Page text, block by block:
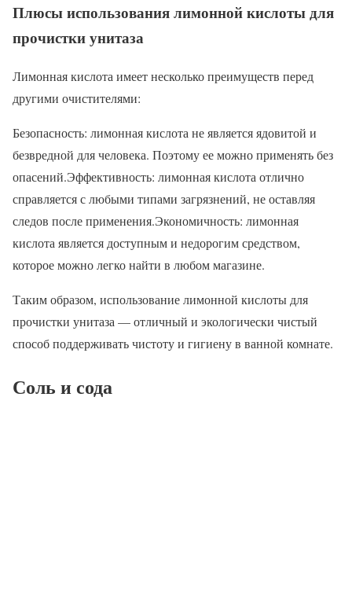
Плюсы использования лимонной кислоты для
прочистки унитаза
Лимонная кислота имеет несколько преимуществ перед
другими очистителями:
Безопасность: лимонная кислота не является ядовитой и
безвредной для человека. Поэтому ее можно применять без
опасений.Эффективность: лимонная кислота отлично
справляется с любыми типами загрязнений, не оставляя
следов после применения.Экономичность: лимонная
кислота является доступным и недорогим средством,
которое можно легко найти в любом магазине.
Таким образом, использование лимонной кислоты для
прочистки унитаза — отличный и экологически чистый
способ поддерживать чистоту и гигиену в ванной комнате.
Соль и сода